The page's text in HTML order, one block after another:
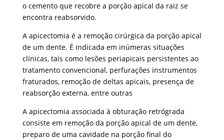
o cemento que recobre a porção apical da raiz se
encontra reabsorvido.
A apicectomia é a remoção cirúrgica da porção apical
de um dente. É indicada em inúmeras situações
clínicas, tais como lesões periapicais persistentes ao
tratamento convencional, perfurações instrumentos
fraturados, remoção de deltas apicais, presença de
reabsorção externa, entre outras
A apicectomia associada à obturação retrógrada
consiste em remoção da porção apical de um dente,
preparo de uma cavidade na porção final do